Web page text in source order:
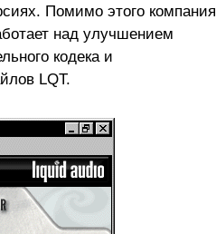
Помимо этого компания
над улучшением
кодека и
LQT.